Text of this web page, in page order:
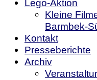
Lego-Aktion
Kleine
Barmbek-
Kontakt
Presseberichte
Archiv